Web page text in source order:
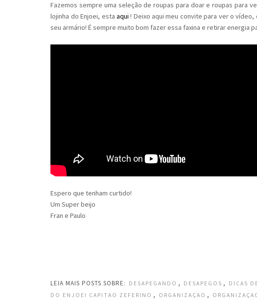
Fazemos sempre uma seleção de roupas para doar e roupas para
lojinha do Enjoei, esta aqui ! Deixo aqui meu convite para ver o
seu armário! É sempre muito bom fazer essa faxina e retirar energia
Espero que tenham curtido!
Um Super beijo
Fran e Paulo
LEIA MAIS POSTS SOBRE: DESAPEGANDO , DESAPEGOS , DICAS
DO ENJOEI CAPITAO ZEFERINO , ORGANIZAÇAO ,